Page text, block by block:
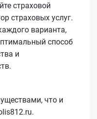
страховой
страховых услуг.
варианта,
способ
и
что и